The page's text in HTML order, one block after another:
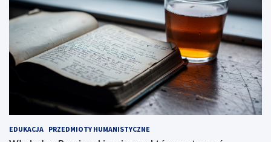
EDUKACJA PRZEDMIOTY HUMANISTYCZNE